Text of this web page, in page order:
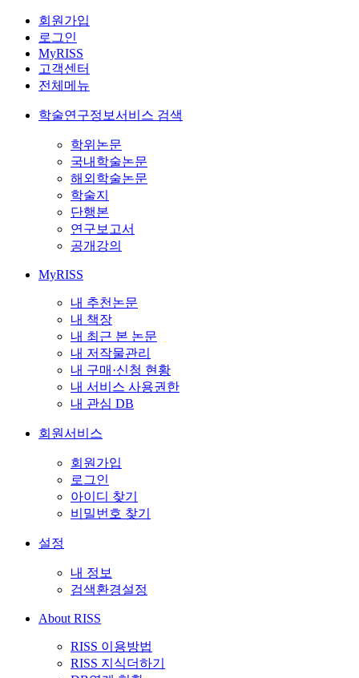
회원가입
로그인
MyRISS
고객센터
전체메뉴
학술연구정보서비스 검색
학위논문
국내학술논문
해외학술논문
학술지
단행본
연구보고서
공개강의
MyRISS
내 추천논문
내 책장
내 최근 본 논문
내 저작물관리
내 구매·신청 현황
내 서비스 사용권한
내 관심 DB
회원서비스
회원가입
로그인
아이디 찾기
비밀번호 찾기
설정
내 정보
검색환경설정
About RISS
RISS 이용방법
RISS 지식더하기